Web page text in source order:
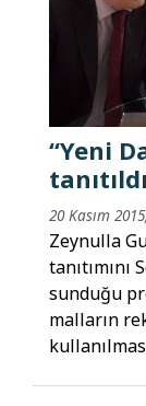
“Yeni
tanıtıldı
20 Kasım
Zeynulla
tanıtımını
sunduğu
malların